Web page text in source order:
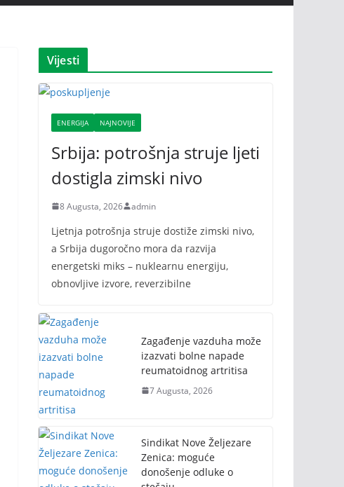
Vijesti
ENERGIJA NAJNOVIJE
Srbija: potrošnja struje ljeti
dostigla zimski nivo
8 Augusta, 2026 admin
Ljetnja potrošnja struje dostiže zimski nivo,
a Srbija dugoročno mora da razvija
energetski miks – nuklearnu energiju,
obnovljive izvore, reverzibilne
Zagađenje vazduha može
izazvati bolne napade
reumatoidnog artritisa
7 Augusta, 2026
Sindikat Nove Željezare
Zenica: moguće
donošenje odluke o